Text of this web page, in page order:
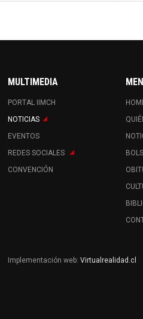
MULTIMEDIA
PORTAL IIMCH
NOTICIAS
EVENTOS
REDES SOCIALES
CONVENCIÓN
Implementación web:Virtualrealidad.cl